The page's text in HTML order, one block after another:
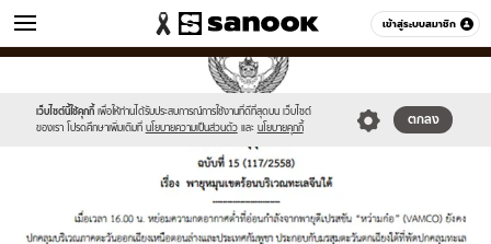
เข้าสู่ระบบสมาชิก
ข่าว หมวดอื่นๆ
เว็บไซต์นี้ใช้คุกกี้ เพื่อให้ท่านได้รับประสบการณ์การใช้งานที่ดีที่สุดบน เว็บไซต์
ของเรา โปรดศึกษาเพิ่มเติมที่ นโยบายความเป็นส่วนตัว และ นโยบายคุกกี้
ตกลง
//s.isanook.com/sr/0/images/logo-
sanook.png
//s.isanook.com/ns/0/ud/373/1866582/646342-